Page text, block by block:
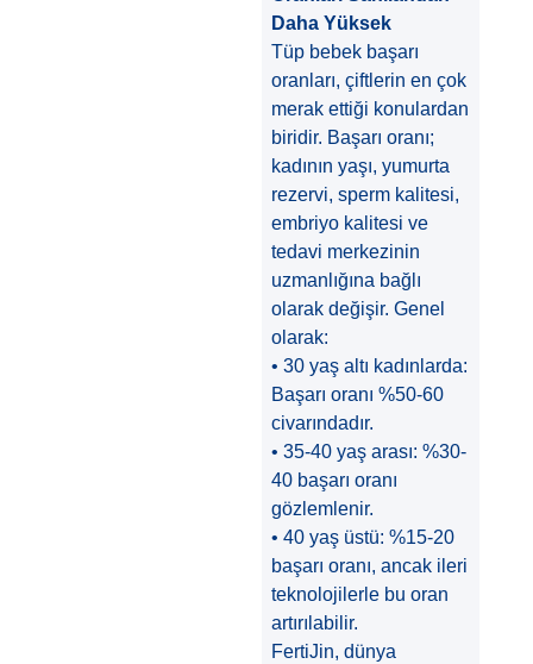
Daha Yüksek
Tüp bebek başarı
oranları, çiftlerin en çok
merak ettiği konulardan
biridir. Başarı oranı;
kadının yaşı, yumurta
rezervi, sperm kalitesi,
embriyo kalitesi ve
tedavi merkezinin
uzmanlığına bağlı
olarak değişir. Genel
olarak:
• 30 yaş altı kadınlarda:
Başarı oranı %50-60
civarındadır.
• 35-40 yaş arası: %30-
40 başarı oranı
gözlemlenir.
• 40 yaş üstü: %15-20
başarı oranı, ancak ileri
teknolojilerle bu oran
artırılabilir.
FertiJin, dünya